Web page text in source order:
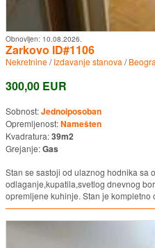
Obnovljen: 10.08.2026.
Zarkovo ID#1106
Nekretnine/Izdavanje stanova /
300,00 EUR
Sobnost:Jednoiposoban
Opremljenost:Namešten
Kvadratura:39m2
Grejanje:Gas
Stan se sastoji od ulaznog hodnika sa
odlaganje,kupatila,svetlog dnevnog
opremljene kuhinje. Stan je kompletno